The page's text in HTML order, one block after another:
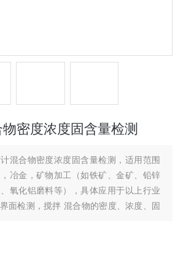
密度浓度固含量检测
混合物密度浓度固含量检测，适用范围
冶金，矿物加工（如铁矿、金矿、铅锌
氧化铝磨料等），具体应用于以上行业
面检测，搅拌 混合物的密度、浓度、固